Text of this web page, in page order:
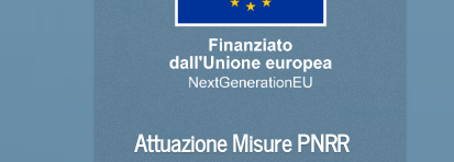
Attuazione Misure PNRR